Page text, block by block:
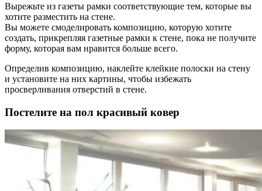
Вырежьте из газеты рамки соответствующие тем, которые вы
хотите разместить на стене.
Вы можете смоделировать композицию, которую хотите
создать, прикрепляя газетные рамки к стене, пока не получите
форму, которая вам нравится больше всего.
Определив композицию, наклейте клейкие полоски на стену
и установите на них картины, чтобы избежать
просверливания отверстий в стене.
Постелите на пол красивый ковер